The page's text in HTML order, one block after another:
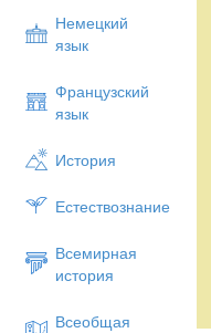
Немецкий
язык
Французский
язык
История
Естествознание
Всемирная
история
Всеобщая